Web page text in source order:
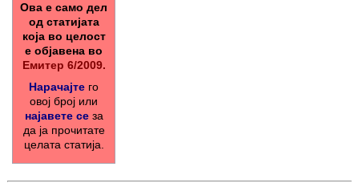
Ова е само дел
од статијата
која во целост
е објавена во
Емитер 6/2009.
Нарачајте го
овој број или
најавете сеза
да ја прочитате
целата статија.